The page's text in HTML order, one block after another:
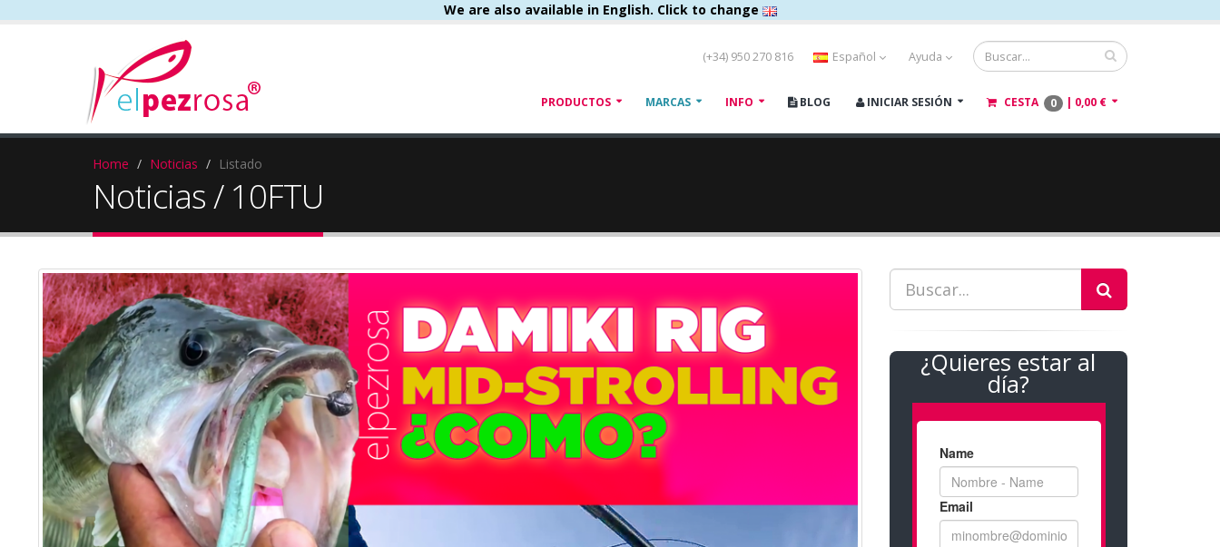
We are also available in English. Click to change
(+34) 950 270 816 Español Ayuda
PRODUCTOS MARCAS INFO BLOG INICIAR SESIÓN CESTA 0 | 0,00 €
Home Noticias Listado
Noticias / 10FTU
¿Quieres estar al
día?